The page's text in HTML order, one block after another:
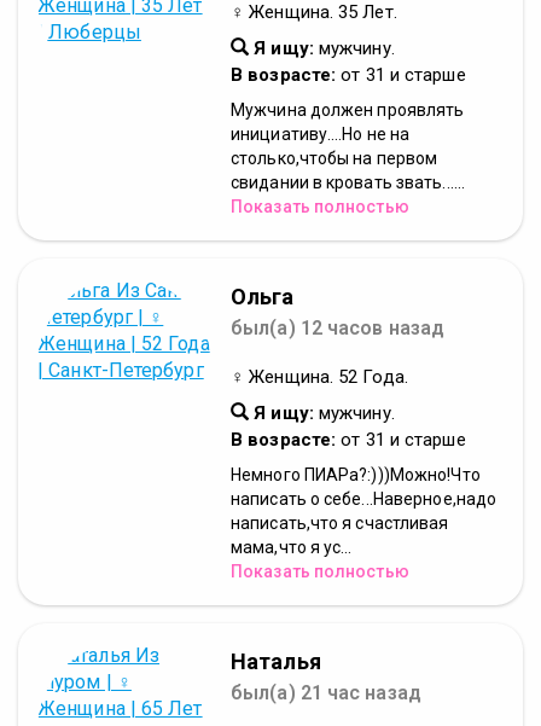
♀ Женщина. 35 Лет.
Я ищу: мужчину.
В возрасте: от 31 и старше
Мужчина должен проявлять
инициативу....Но не на
столько,чтобы на первом
свидании в кровать звать......
Показать полностью
Ольга
был(а) 12 часов назад
♀ Женщина. 52 Года.
Я ищу: мужчину.
В возрасте: от 31 и старше
Немного ПИАРа?:)))Можно!Что
написать о себе...Наверное,надо
написать,что я счастливая
мама,что я ус...
Показать полностью
Наталья
был(а) 21 час назад